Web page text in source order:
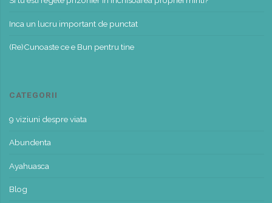
Inca un lucru important de punctat
(Re)Cunoaste ce e Bun pentru tine
CATEGORII
9 viziuni despre viata
Abundenta
Ayahuasca
Blog